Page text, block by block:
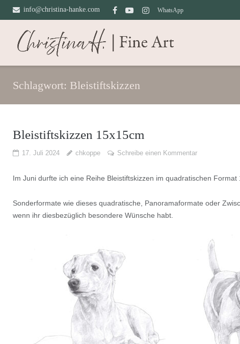
Direkt
info@christina-hanke.com WhatsApp
Schlagwort: Bleistiftskizzen
Bleistiftskizzen 15x15cm
17. Juli 2024 chkoppe Schreibe einen Kommentar
Im Juni durfte ich eine Reihe Bleistiftskizzen im quadratischen Format
Sonderformate wie dieses quadratische, Panoramaformate oder
wenn ihr diesbezüglich besondere Wünsche habt.